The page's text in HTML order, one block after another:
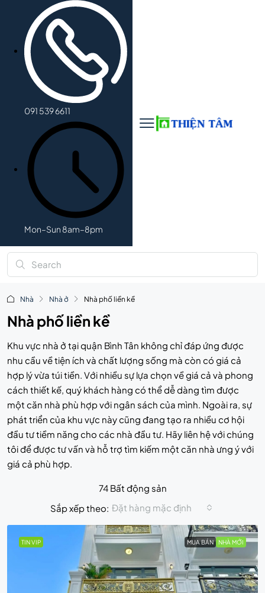
091 539 6611
Mon–Sun 8am–8pm
Nhà Nhà ở Nhà phố liền kề
Nhà phố liền kề
Khu vực nhà ở tại quận Bình Tân không chỉ đáp ứng được
nhu cầu về tiện ích và chất lượng sống mà còn có giá cả
hợp lý vừa túi tiền. Với nhiều sự lựa chọn về giá cả và phong
cách thiết kế, quý khách hàng có thể dễ dàng tìm được
một căn nhà phù hợp với ngân sách của mình. Ngoài ra, sự
phát triển của khu vực này cũng đang tạo ra nhiều cơ hội
đầu tư tiềm năng cho các nhà đầu tư. Hãy liên hệ với chúng
tôi để được tư vấn và hỗ trợ tìm kiếm một căn nhà ưng ý với
giá cả phù hợp.
74 Bất động sản
Sắp xếp theo: Đặt hàng mặc định
TIN VIP MUA BÁN NHÀ MỚI